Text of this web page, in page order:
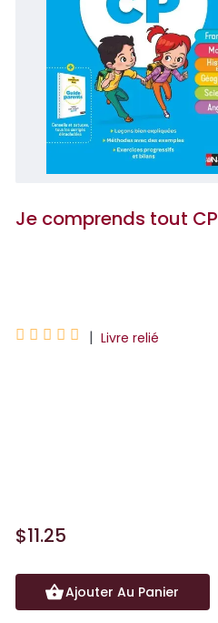
Je comprends tout CP
     | Livre relié
$11.25
Ajouter Au Panier